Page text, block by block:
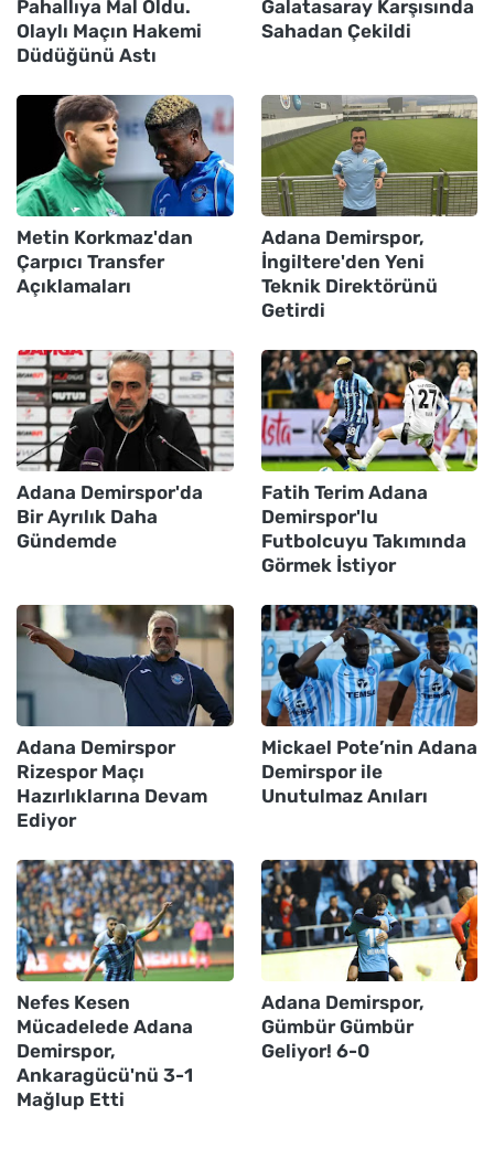
Pahallıya Mal Oldu.
Olaylı Maçın Hakemi
Düdüğünü Astı
Galatasaray Karşısında
Sahadan Çekildi
Metin Korkmaz'dan
Çarpıcı Transfer
Açıklamaları
Adana Demirspor,
İngiltere'den Yeni
Teknik Direktörünü
Getirdi
Adana Demirspor'da
Bir Ayrılık Daha
Gündemde
Fatih Terim Adana
Demirspor'lu
Futbolcuyu Takımında
Görmek İstiyor
Adana Demirspor
Rizespor Maçı
Hazırlıklarına Devam
Ediyor
Mickael Pote’nin Adana
Demirspor ile
Unutulmaz Anıları
Nefes Kesen
Mücadelede Adana
Demirspor,
Ankaragücü'nü 3-1
Mağlup Etti
Adana Demirspor,
Gümbür Gümbür
Geliyor! 6-0